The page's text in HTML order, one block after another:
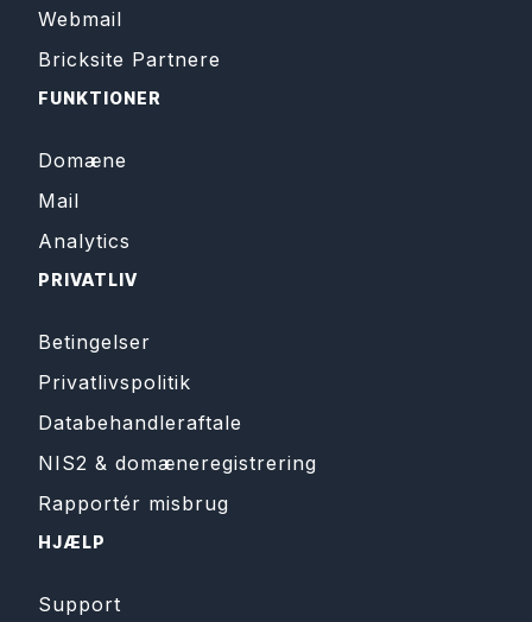
Webmail
Bricksite Partnere
FUNKTIONER
Domæne
Mail
Analytics
PRIVATLIV
Betingelser
Privatlivspolitik
Databehandleraftale
NIS2 & domæneregistrering
Rapportér misbrug
HJÆLP
Support